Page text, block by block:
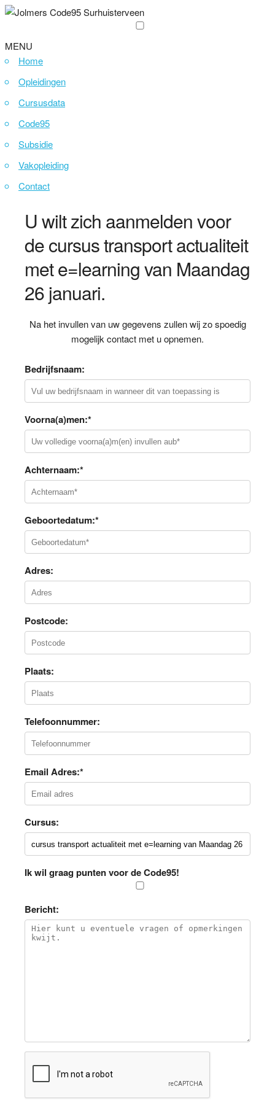
MENU
Home
Opleidingen
Cursusdata
Code95
Subsidie
Vakopleiding
Contact
U wilt zich aanmelden voor
de cursus transport actualiteit
met e=learning van Maandag
26 januari.
Na het invullen van uw gegevens zullen wij zo spoedig
mogelijk contact met u opnemen.
Bedrijfsnaam:
Voorna(a)men:*
Achternaam:*
Geboortedatum:*
Adres:
Postcode:
Plaats:
Telefoonnummer:
Email Adres:*
Cursus:
Ik wil graag punten voor de Code95!
Bericht: